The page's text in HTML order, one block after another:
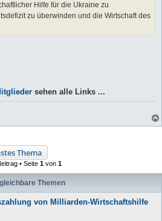
Hilfe für die Ukraine zu
zu überwinden und die Wirtschaft des
sehen alle Links ...
Thema
• Seite 1 von 1
Themen
von Milliarden-Wirtschaftshilfe